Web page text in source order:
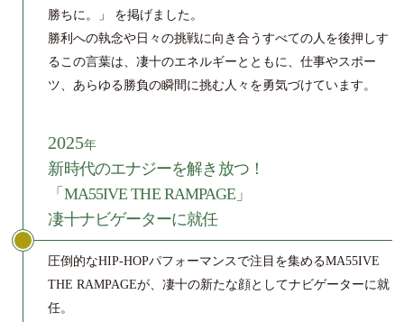
勝ちに。」 を掲げました。
勝利への執念や日々の挑戦に向き合うすべての人を後押しす
るこの言葉は、凄十のエネルギーとともに、仕事やスポー
ツ、あらゆる勝負の瞬間に挑む人々を勇気づけています。
2025年
新時代のエナジーを解き放つ！
「MA55IVE THE RAMPAGE」
凄十ナビゲーターに就任
圧倒的なHIP-HOPパフォーマンスで注目を集めるMA55IVE
THE RAMPAGEが、凄十の新たな顔としてナビゲーターに就
任。